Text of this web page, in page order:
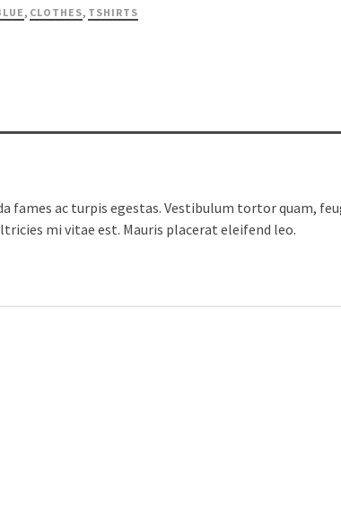
, CLOTHES, TSHIRTS
fames ac turpis egestas. Vestibulum tortor quam,
mi vitae est. Mauris placerat eleifend leo.